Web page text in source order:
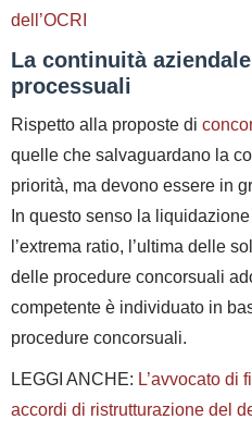
dell’OCRI
La continuità
processuali
Rispetto alla proposte di
quelle che salvaguardano la
priorità, ma devono essere in
In questo senso la
l’extrema ratio, l’ultima delle
delle procedure concorsuali
competente è individuato in
procedure concorsuali.
LEGGI ANCHE: L’avvocato di
accordi di ristrutturazione del